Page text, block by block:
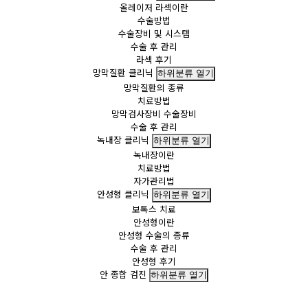
올레이저 라섹이란
수술방법
수술장비 및 시스템
수술 후 관리
라섹 후기
망막질환 클리닉 하위분류 열기
망막질환의 종류
치료방법
망막검사장비 수술장비
수술 후 관리
녹내장 클리닉 하위분류 열기
녹내장이란
치료방법
자가관리법
안성형 클리닉 하위분류 열기
보톡스 치료
안성형이란
안성형 수술의 종류
수술 후 관리
안성형 후기
안 종합 검진 하위분류 열기